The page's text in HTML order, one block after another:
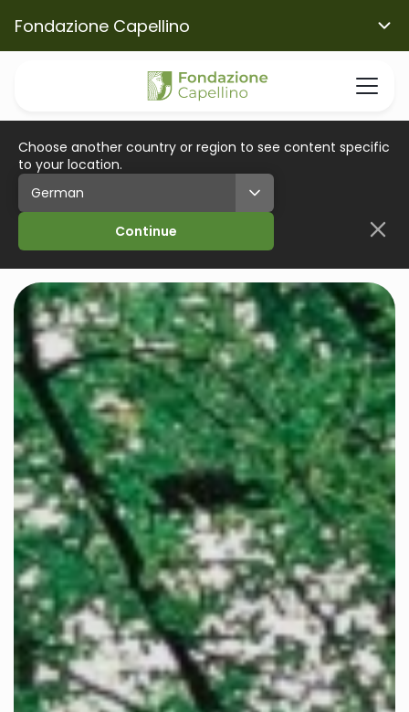
Fondazione Capellino
Choose another country or region to see content specific
to your location.
Continue